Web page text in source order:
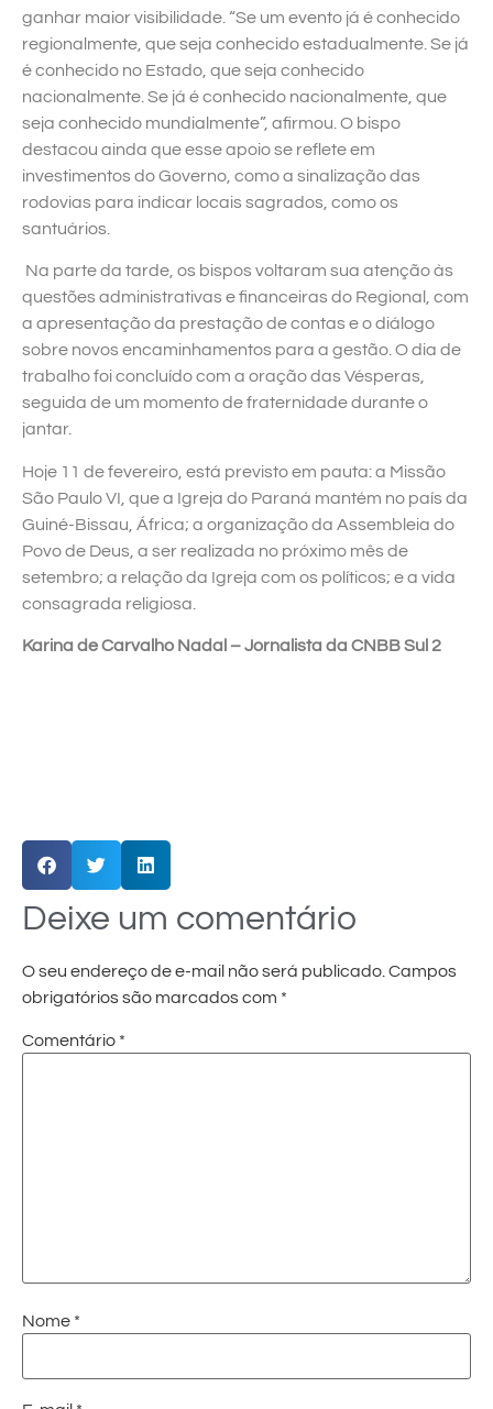
ganhar maior visibilidade. “Se um evento já é conhecido
regionalmente, que seja conhecido estadualmente. Se já
é conhecido no Estado, que seja conhecido
nacionalmente. Se já é conhecido nacionalmente, que
seja conhecido mundialmente”, afirmou. O bispo
destacou ainda que esse apoio se reflete em
investimentos do Governo, como a sinalização das
rodovias para indicar locais sagrados, como os
santuários.
Na parte da tarde, os bispos voltaram sua atenção às
questões administrativas e financeiras do Regional, com
a apresentação da prestação de contas e o diálogo
sobre novos encaminhamentos para a gestão. O dia de
trabalho foi concluído com a oração das Vésperas,
seguida de um momento de fraternidade durante o
jantar.
Hoje 11 de fevereiro, está previsto em pauta: a Missão
São Paulo VI, que a Igreja do Paraná mantém no país da
Guiné-Bissau, África; a organização da Assembleia do
Povo de Deus, a ser realizada no próximo mês de
setembro; a relação da Igreja com os políticos; e a vida
consagrada religiosa.
Karina de Carvalho Nadal – Jornalista da CNBB Sul 2
Deixe um comentário
O seu endereço de e-mail não será publicado. Campos
obrigatórios são marcados com *
Comentário *
Nome *